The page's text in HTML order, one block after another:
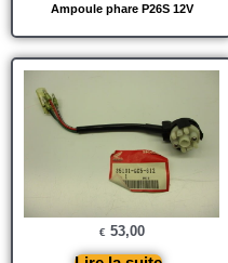
Ampoule phare P26S 12V
€ 53,00